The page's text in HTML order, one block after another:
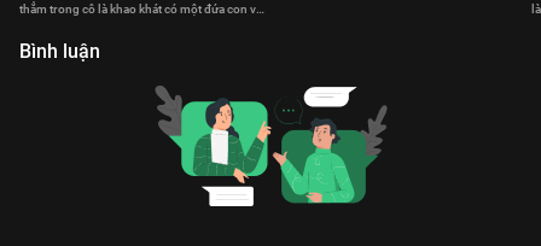
thẳm trong cô là khao khát có một đứa con và
Bình luận